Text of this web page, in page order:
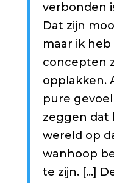
verbonden
Dat zijn
maar ik
concepten
opplakken.
pure
zeggen dat
wereld op
wanhoop
te zijn. […]